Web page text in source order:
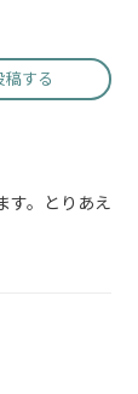
稿する
す。とりあえ